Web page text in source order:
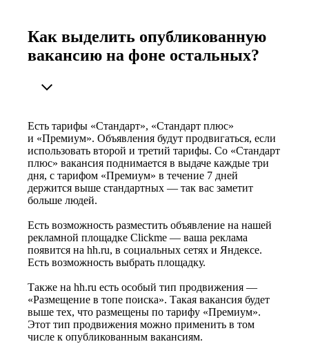
Как выделить опубликованную
вакансию на фоне остальных?
Есть тарифы «Стандарт», «Стандарт плюс»
и «Премиум». Объявления будут продвигаться, если
использовать второй и третий тарифы. Со «Стандарт
плюс» вакансия поднимается в выдаче каждые три
дня, с тарифом «Премиум» в течение 7 дней
держится выше стандартных — так вас заметит
больше людей.
Есть возможность разместить объявление на нашей
рекламной площадке Clickme — ваша реклама
появится на hh.ru, в социальных сетях и Яндексе.
Есть возможность выбрать площадку.
Также на hh.ru есть особый тип продвижения —
«Размещение в топе поиска». Такая вакансия будет
выше тех, что размещены по тарифу «Премиум».
Этот тип продвижения можно применить в том
числе к опубликованным вакансиям.